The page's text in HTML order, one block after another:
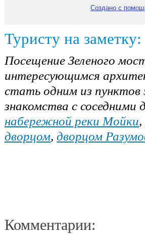
Создано с
Туристу на заметку:
Посещение Зеленого
интересующимся
стать одним из пунктов
знакомства с
набережной реки Мойки,
дворцом, дворцом
Комментарии: